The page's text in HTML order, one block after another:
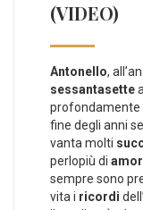
(VIDEO)
Antonello,
sessantasette
profondamente
fine degli anni
vanta molti
perlopiù di
sempre sono
vita i ricordi